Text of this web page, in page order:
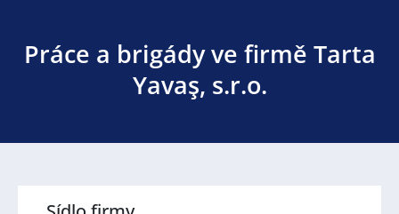
Práce a brigády ve firmě Tarta
Yavaş, s.r.o.